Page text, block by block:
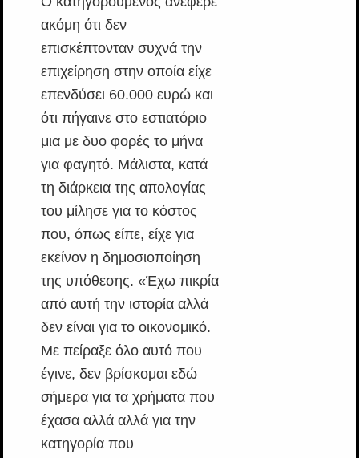
ακόμη ότι δεν
επισκέπτονταν συχνά την
επιχείρηση στην οποία είχε
επενδύσει 60.000 ευρώ και
ότι πήγαινε στο εστιατόριο
μια με δυο φορές το μήνα
για φαγητό. Μάλιστα, κατά
τη διάρκεια της απολογίας
του μίλησε για το κόστος
που, όπως είπε, είχε για
εκείνον η δημοσιοποίηση
της υπόθεσης. «Έχω πικρία
από αυτή την ιστορία αλλά
δεν είναι για το οικονομικό.
Με πείραξε όλο αυτό που
έγινε, δεν βρίσκομαι εδώ
σήμερα για τα χρήματα που
έχασα αλλά αλλά για την
κατηγορία που